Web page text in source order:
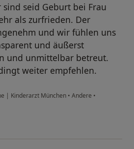
seid Geburt bei Frau
als zurfrieden. Der
und wir fühlen uns
und äußerst
und unmittelbar betreut.
weiter empfehlen.
| Kinderarzt München • Andere •